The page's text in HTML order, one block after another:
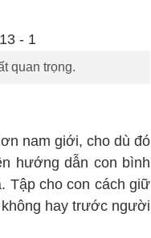
quan trọng.
nam giới, cho dù đó
hướng dẫn con bình
Tập cho con cách giữ
hay trước người